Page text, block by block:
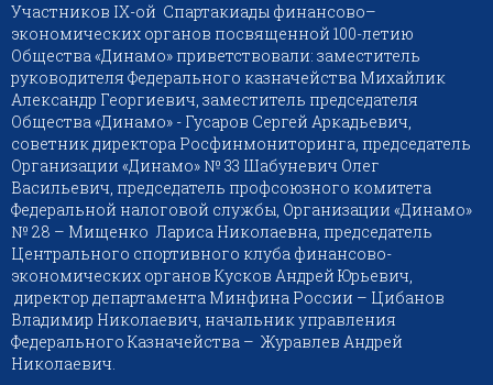
Участников IX-ой Спартакиады финансово–
экономических органов посвященной 100-летию
Общества «Динамо» приветствовали: заместитель
руководителя Федерального казначейства Михайлик
Александр Георгиевич, заместитель председателя
Общества «Динамо» - Гусаров Сергей Аркадьевич,
советник директора Росфинмониторинга, председатель
Организации «Динамо» № 33 Шабуневич Олег
Васильевич, председатель профсоюзного комитета
Федеральной налоговой службы, Организации «Динамо»
№ 28 – Мищенко Лариса Николаевна, председатель
Центрального спортивного клуба финансово-
экономических органов Кусков Андрей Юрьевич,
директор департамента Минфина России – Цибанов
Владимир Николаевич, начальник управления
Федерального Казначейства – Журавлев Андрей
Николаевич.